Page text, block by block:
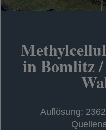
in Bomlitz
Auflösung: